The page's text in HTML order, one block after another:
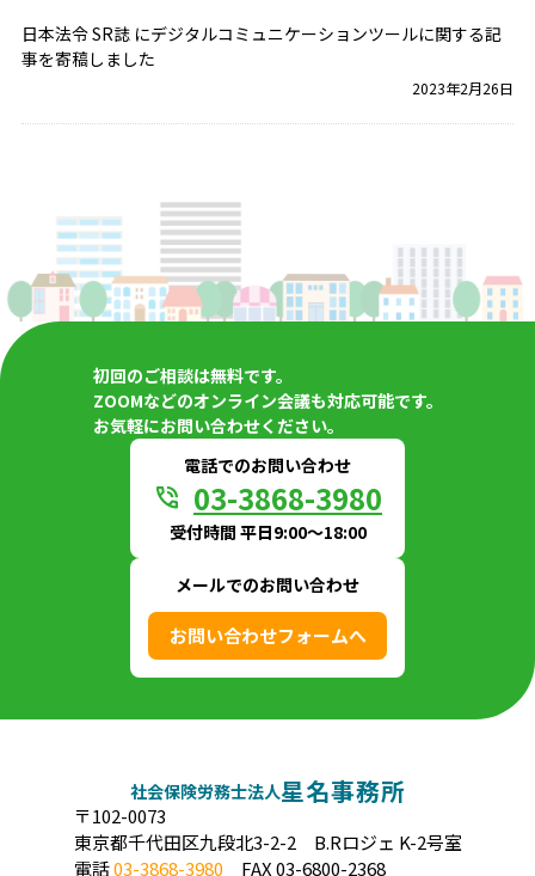
日本法令 SR誌 にデジタルコミュニケーションツールに関する記
事を寄稿しました
2023年2月26日
初回のご相談は無料です。
ZOOMなどのオンライン会議も対応可能です。
お気軽にお問い合わせください。
電話でのお問い合わせ
phone_in_talk 03-3868-3980
受付時間 平日9:00〜18:00
メールでのお問い合わせ
お問い合わせフォームへ
社会保険労務士法人星名事務所
〒102-0073
東京都千代田区九段北3-2-2 B.Rロジェ K-2号室
電話03-3868-3980 FAX 03-6800-2368